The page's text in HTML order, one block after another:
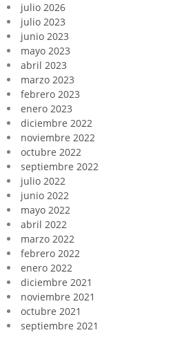
julio 2026
julio 2023
junio 2023
mayo 2023
abril 2023
marzo 2023
febrero 2023
enero 2023
diciembre 2022
noviembre 2022
octubre 2022
septiembre 2022
julio 2022
junio 2022
mayo 2022
abril 2022
marzo 2022
febrero 2022
enero 2022
diciembre 2021
noviembre 2021
octubre 2021
septiembre 2021